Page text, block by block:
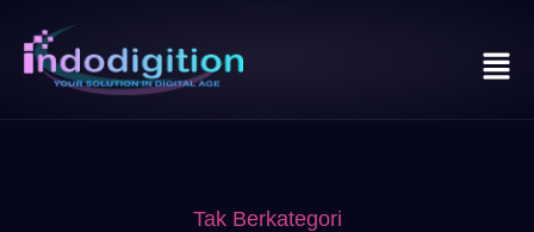
Tak Berkategori